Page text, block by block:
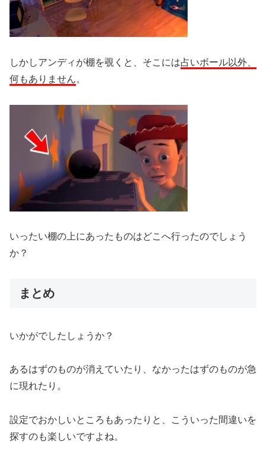
しかしアンディが棚を覗くと、そこには占いボール以外、
何もありません。
いったい棚の上にあったものはどこへ行ったのでしょう
か？
まとめ
いかがでしたしょうか？
あるはずのものが消えていたり、なかったはずのものが急
に現れたり。
設定でおかしいところもあったりと、こういった間違いを
探すのも楽しいですよね。